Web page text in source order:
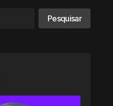
Pesquisar